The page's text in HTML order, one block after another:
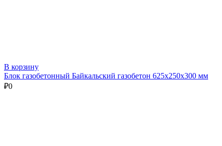
В корзину
Блок газобетонный Байкальский газобетон 625х250х300 мм
₽0